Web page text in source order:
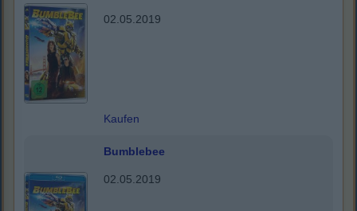
02.05.2019
Kaufen
Bumblebee
02.05.2019